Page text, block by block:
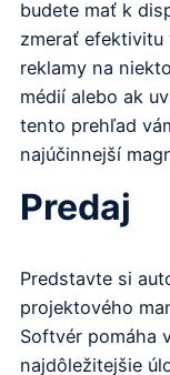
budete mať k
zmerať efektivitu
reklamy na
médií alebo ak
tento prehľad
najúčinnejší
Predaj
Predstavte si
projektového
Softvér pomáha
najdôležitejšie